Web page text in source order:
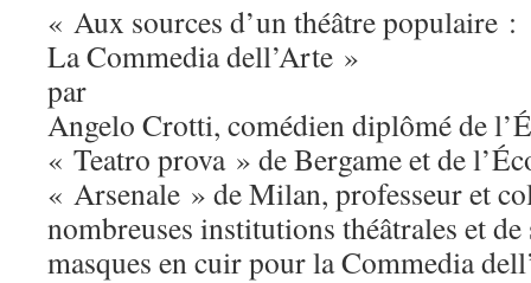
« Aux sources d’un théâtre populaire :
La Commedia dell’Arte »
par
Angelo Crotti, comédien diplômé de
« Teatro prova » de Bergame et de
« Arsenale » de Milan, professeur et
nombreuses institutions théâtrales et de
masques en cuir pour la Commedia